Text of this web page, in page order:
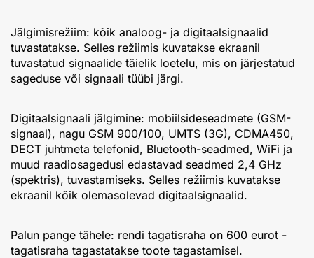
Jälgimisrežiim: kõik analoog- ja digitaalsignaalid
tuvastatakse. Selles režiimis kuvatakse ekraanil
tuvastatud signaalide täielik loetelu, mis on järjestatud
sageduse või signaali tüübi järgi.
Digitaalsignaali jälgimine: mobiilsideseadmete (GSM-
signaal), nagu GSM 900/100, UMTS (3G), CDMA450,
DECT juhtmeta telefonid, Bluetooth-seadmed, WiFi ja
muud raadiosagedusi edastavad seadmed 2,4 GHz
(spektris), tuvastamiseks. Selles režiimis kuvatakse
ekraanil kõik olemasolevad digitaalsignaalid.
Palun pange tähele: rendi tagatisraha on 600 eurot -
tagatisraha tagastatakse toote tagastamisel.